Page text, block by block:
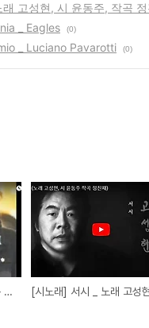
고성현, 시 윤동주, 작곡 정
_ Eagles (0)
_ Luciano Pavarotti (0)
[영화음악] 사랑하면 할수록 _ 한성민 (클래식)